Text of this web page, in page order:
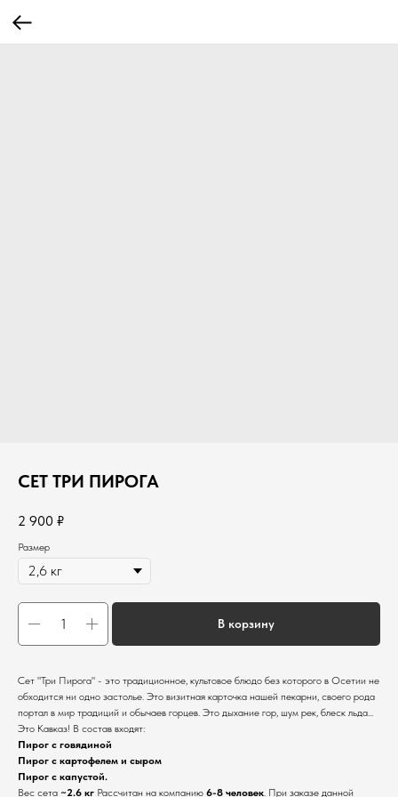
СЕТ ТРИ ПИРОГА
2 900 ₽
Размер
В корзину
Сет "Три Пирога" - это традиционное, культовое блюдо без которого в Осетии не
обходится ни одно застолье. Это визитная карточка нашей пекарни, своего рода
портал в мир традиций и обычаев горцев. Это дыхание гор, шум рек, блеск льда...
Это Кавказ! В состав входят:
Пирог с говядиной
Пирог с картофелем и сыром
Пирог с капустой.
Вес сета ~2.6 кг Рассчитан на компанию 6-8 человек. При заказе данной